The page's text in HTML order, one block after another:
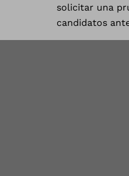
solicitar una
candidatos